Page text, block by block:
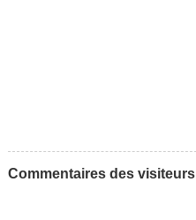
Commentaires des visiteurs